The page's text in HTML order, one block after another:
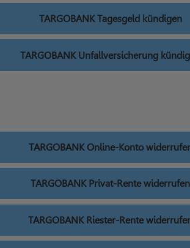
TARGOBANK Tagesgeld kündigen
TARGOBANK Unfallversicherung
TARGOBANK Online-Konto
TARGOBANK Privat-Rente widerrufen
TARGOBANK Riester-Rente